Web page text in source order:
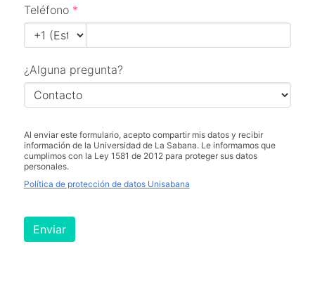
Teléfono *
¿Alguna pregunta?
Al enviar este formulario, acepto compartir mis datos y recibir
información de la Universidad de La Sabana. Le informamos que
cumplimos con la Ley 1581 de 2012 para proteger sus datos
personales.
Política de protección de datos Unisabana
Enviar